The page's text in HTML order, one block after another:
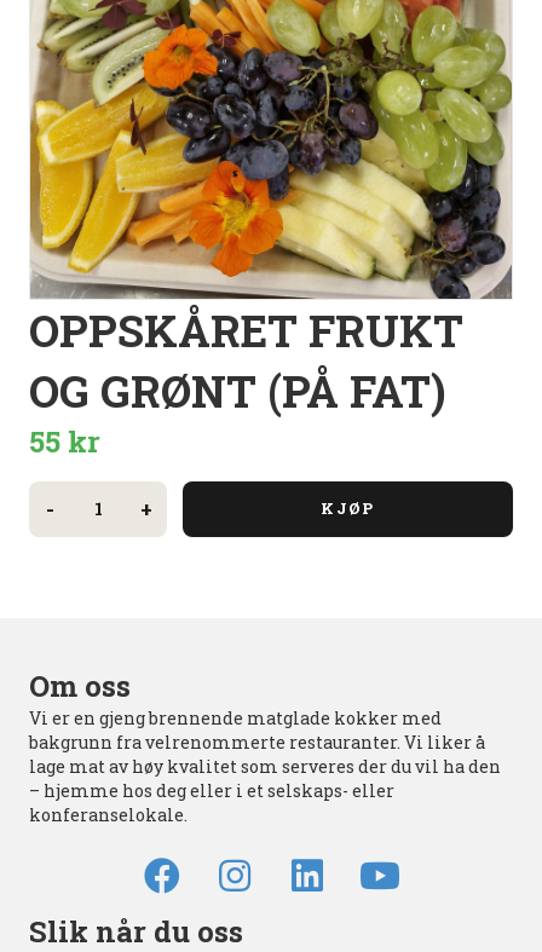
OPPSKÅRET FRUKT
OG GRØNT (PÅ FAT)
55 kr
-
Oppskåret
frukt
grønt
+ KJØP
Om oss
Vi er en gjeng brennende matglade kokker med
bakgrunn fra velrenommerte restauranter. Vi liker å
lage mat av høy kvalitet som serveres der du vil ha den
– hjemme hos deg eller i et selskaps- eller
konferanselokale.
Slik når du oss